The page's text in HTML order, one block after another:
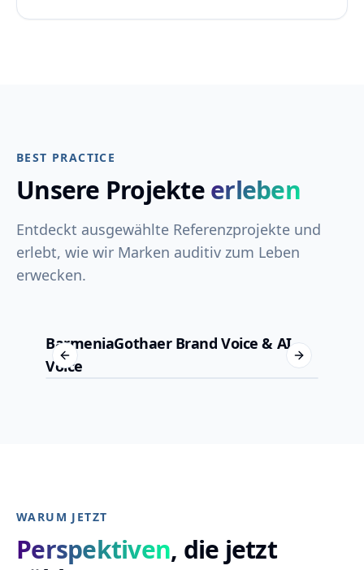
Status-Check und Sparring: gemeinsam den
BEST PRACTICE
Unsere Projekte erleben
Entdeckt ausgewählte Referenzprojekte und
erlebt, wie wir Marken auditiv zum Leben
erwecken.
BarmeniaGothaer Brand Voice & AI
VoicePrevious slide Next slide
WARUM JETZT
Perspektiven, die jetzt